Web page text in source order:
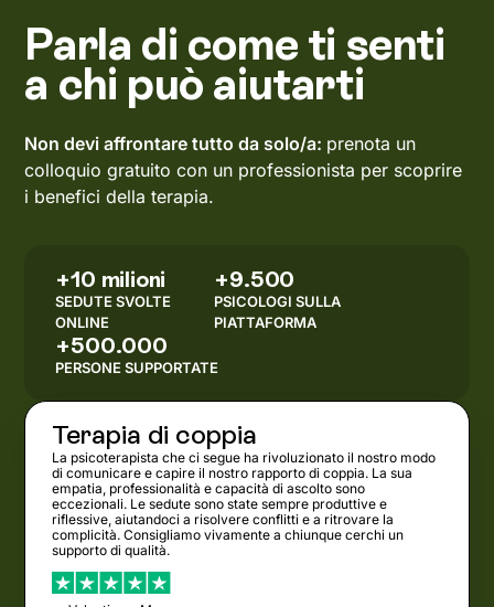
Parla di come ti senti
a chi può aiutarti
Non devi affrontare tutto da solo/a: prenota un
colloquio gratuito con un professionista per scoprire
i benefici della terapia.
+10 milioni
SEDUTE SVOLTE
ONLINE
+9.500
PSICOLOGI SULLA
PIATTAFORMA
+500.000
PERSONE SUPPORTATE
Terapia di coppia
La psicoterapista che ci segue ha rivoluzionato il nostro modo
di comunicare e capire il nostro rapporto di coppia. La sua
empatia, professionalità e capacità di ascolto sono
eccezionali. Le sedute sono state sempre produttive e
riflessive, aiutandoci a risolvere conflitti e a ritrovare la
complicità. Consigliamo vivamente a chiunque cerchi un
supporto di qualità.